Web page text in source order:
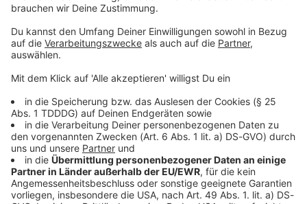
© dpa-infocom, dpa:260616-930-228799/3
Bayern